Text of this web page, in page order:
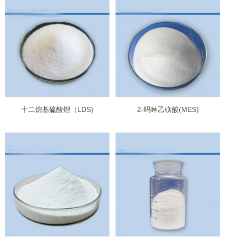
十二烷基硫酸锂（LDS) 2-吗啉乙磺酸(MES)